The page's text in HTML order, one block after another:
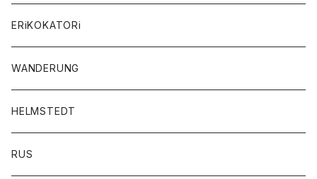
ERiKOKATORi
WANDERUNG
HELMSTEDT
RUS